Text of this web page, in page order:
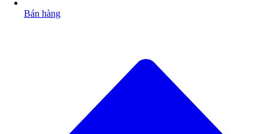
Bán hàng